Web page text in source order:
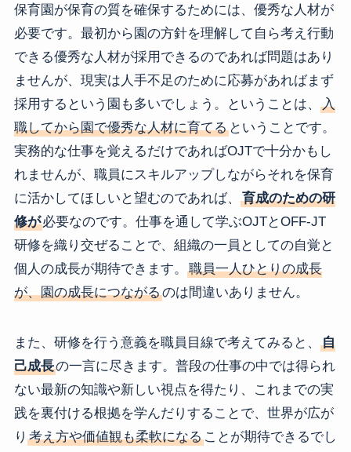
保育園が保育の質を確保するためには、優秀な人材が
必要です。最初から園の方針を理解して自ら考え行動
できる優秀な人材が採用できるのであれば問題はあり
ませんが、現実は人手不足のために応募があればまず
採用するという園も多いでしょう。ということは、
入
職してから園で優秀な人材に育てるということです。
実務的な仕事を覚えるだけであればOJTで十分かもし
れませんが、職員にスキルアップしながらそれを保育
に活かしてほしいと望むのであれば、
育成のための研
修が必要なのです。仕事を通して学ぶOJTとOFF-JT
研修を織り交ぜることで、組織の一員としての自覚と
個人の成長が期待できます。
職員一人ひとりの成長
が、園の成長につながるのは間違いありません。
また、研修を行う意義を職員目線で考えてみると、
自
己成長の一言に尽きます。普段の仕事の中では得られ
ない最新の知識や新しい視点を得たり、これまでの実
践を裏付ける根拠を学んだりすることで、世界が広が
り 考え方や価値観も柔軟になることが期待できるでし